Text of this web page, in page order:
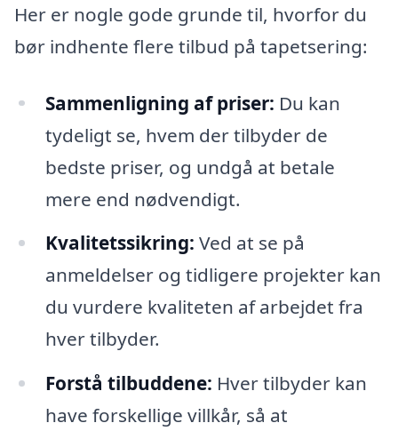
Her er nogle gode grunde til, hvorfor du
bør indhente flere tilbud på tapetsering:
Sammenligning af priser: Du kan
tydeligt se, hvem der tilbyder de
bedste priser, og undgå at betale
mere end nødvendigt.
Kvalitetssikring: Ved at se på
anmeldelser og tidligere projekter kan
du vurdere kvaliteten af arbejdet fra
hver tilbyder.
Forstå tilbuddene: Hver tilbyder kan
have forskellige villkår, så at